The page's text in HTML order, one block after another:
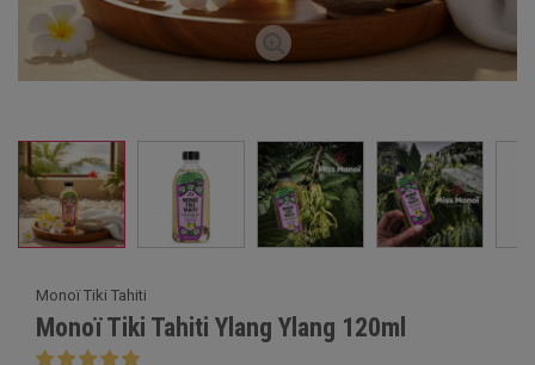
Monoï Tiki Tahiti
Monoï Tiki Tahiti Ylang Ylang 120ml